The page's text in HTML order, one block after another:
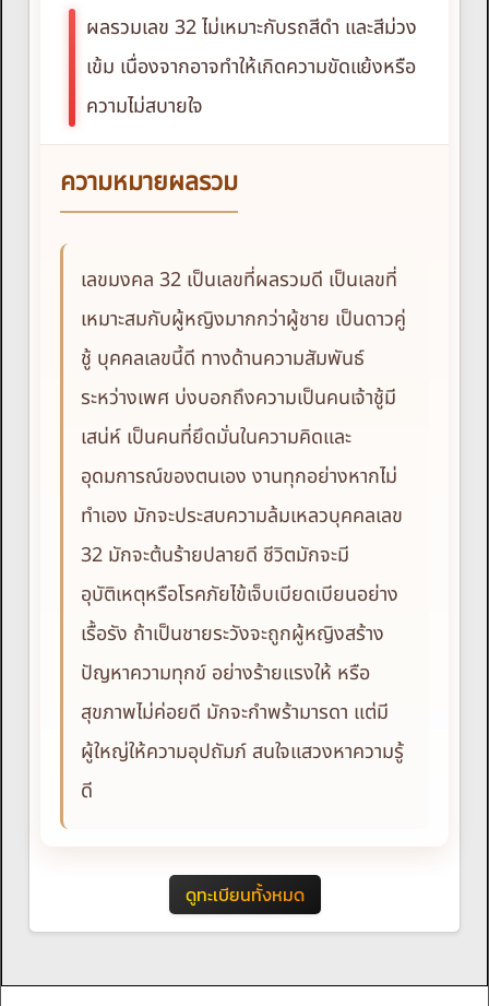
ผลรวมเลข 32 ไม่เหมาะกับรถสีดำ และสีม่วง
เข้ม เนื่องจากอาจทำให้เกิดความขัดแย้งหรือ
ความไม่สบายใจ
ความหมายผลรวม
เลขมงคล 32 เป็นเลขที่ผลรวมดี เป็นเลขที่
เหมาะสมกับผู้หญิงมากกว่าผู้ชาย เป็นดาวคู่
ชู้ บุคคลเลขนี้ดี ทางด้านความสัมพันธ์
ระหว่างเพศ บ่งบอกถึงความเป็นคนเจ้าชู้มี
เสน่ห์ เป็นคนที่ยึดมั่นในความคิดและ
อุดมการณ์ของตนเอง งานทุกอย่างหากไม่
ทำเอง มักจะประสบความล้มเหลวบุคคลเลข
32 มักจะต้นร้ายปลายดี ชีวิตมักจะมี
อุบัติเหตุหรือโรคภัยไข้เจ็บเบียดเบียนอย่าง
เรื้อรัง ถ้าเป็นชายระวังจะถูกผู้หญิงสร้าง
ปัญหาความทุกข์ อย่างร้ายแรงให้ หรือ
สุขภาพไม่ค่อยดี มักจะกำพร้ามารดา แต่มี
ผู้ใหญ่ให้ความอุปถัมภ์ สนใจแสวงหาความรู้
ดี
ดูทะเบียนทั้งหมด